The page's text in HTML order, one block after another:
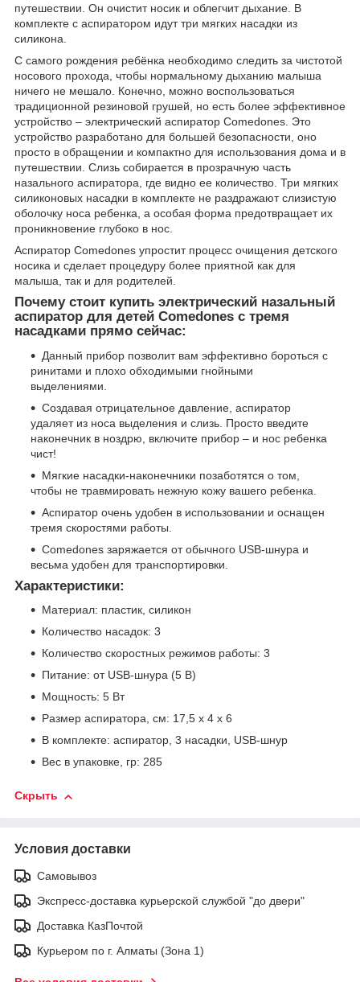
путешествии. Он очистит носик и облегчит дыхание. В
комплекте с аспиратором идут три мягких насадки из
силикона.
С самого рождения ребёнка необходимо следить за чистотой
носового прохода, чтобы нормальному дыханию малыша
ничего не мешало. Конечно, можно воспользоваться
традиционной резиновой грушей, но есть более эффективное
устройство – электрический аспиратор Comedones. Это
устройство разработано для большей безопасности, оно
просто в обращении и компактно для использования дома и в
путешествии. Слизь собирается в прозрачную часть
назального аспиратора, где видно ее количество. Три мягких
силиконовых насадки в комплекте не раздражают слизистую
оболочку носа ребенка, а особая форма предотвращает их
проникновение глубоко в нос.
Аспиратор Comedones упростит процесс очищения детского
носика и сделает процедуру более приятной как для
малыша, так и для родителей.
Почему стоит купить электрический назальный
аспиратор для детей Comedones с тремя
насадками прямо сейчас:
Данный прибор позволит вам эффективно бороться с
ринитами и плохо обходимыми гнойными
выделениями.
Создавая отрицательное давление, аспиратор
удаляет из носа выделения и слизь. Просто введите
наконечник в ноздрю, включите прибор – и нос ребенка
чист!
Мягкие насадки-наконечники позаботятся о том,
чтобы не травмировать нежную кожу вашего ребенка.
Аспиратор очень удобен в использовании и оснащен
тремя скоростями работы.
Comedones заряжается от обычного USB-шнура и
весьма удобен для транспортировки.
Характеристики:
Материал: пластик, силикон
Количество насадок: 3
Количество скоростных режимов работы: 3
Питание: от USB-шнура (5 В)
Мощность: 5 Вт
Размер аспиратора, см: 17,5 х 4 х 6
В комплекте: аспиратор, 3 насадки, USB-шнур
Вес в упаковке, гр: 285
Скрыть
Условия доставки
Самовывоз
Экспресс-доставка курьерской службой "до двери"
Доставка КазПочтой
Курьером по г. Алматы (Зона 1)